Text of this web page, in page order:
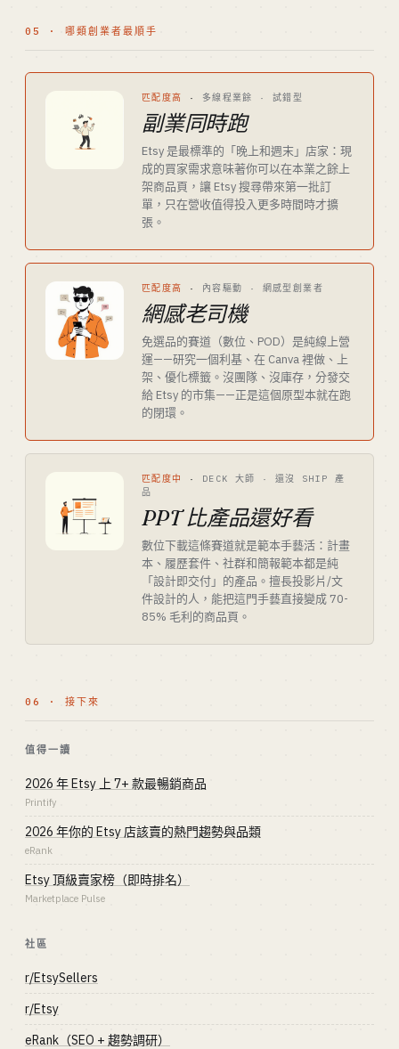
05 · 哪類創業者最順手
匹配度高 · 多線程業餘 · 試錯型
副業同時跑
Etsy 是最標準的「晚上和週末」店家：現
成的買家需求意味著你可以在本業之餘上
架商品頁，讓 Etsy 搜尋帶來第一批訂
單，只在營收值得投入更多時間時才擴
張。
匹配度高 · 內容驅動 · 網感型創業者
網感老司機
免選品的賽道（數位、POD）是純線上營
運——研究一個利基、在 Canva 裡做、上
架、優化標籤。沒團隊、沒庫存，分發交
給 Etsy 的市集——正是這個原型本就在跑
的閉環。
匹配度中 · DECK 大師 · 還沒 SHIP 產
品
PPT 比產品還好看
數位下載這條賽道就是範本手藝活：計畫
本、履歷套件、社群和簡報範本都是純
「設計即交付」的產品。擅長投影片/文
件設計的人，能把這門手藝直接變成 70-
85% 毛利的商品頁。
06 · 接下來
值得一讀
2026 年 Etsy 上 7+ 款最暢銷商品
Printify
2026 年你的 Etsy 店該賣的熱門趨勢與品類
eRank
Etsy 頂級賣家榜（即時排名）
Marketplace Pulse
社區
r/EtsySellers
r/Etsy
eRank（SEO + 趨勢調研）